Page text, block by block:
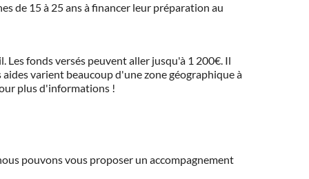
de 15 à 25 ans à financer leur préparation au
fonds versés peuvent aller jusqu'à 1 200€. Il
varient beaucoup d'une zone géographique à
plus d'informations !
pouvons vous proposer un accompagnement